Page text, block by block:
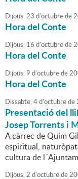
Dijous,23 d'octubrede
Hora del Conte
Dijous, 16 d'octubrede
Hora del Conte
Dijous,9 d'octubrede
Hora del Conte
Dissabte,4d'octubrede
Presentació del
Josep Torrents i
A càrrec de Quim
espiritual,
cultura de
Dijous,2 d'octubrede